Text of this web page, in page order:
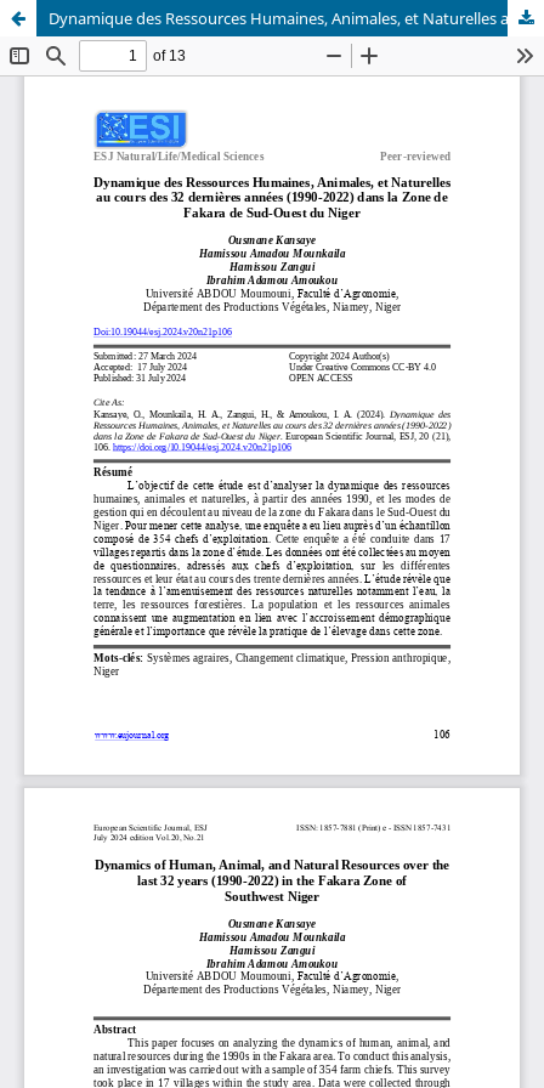
Dynamique des Ressources Humaines, Animales, et Naturelles au cours des 32 dernières années (1990-2022) dans la Zone de Fakara de Sud-Ouest du Niger